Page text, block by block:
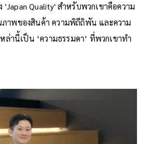
'Japan Quality' สำหรับพวกเขาคือความ
าพของสินค้า ความพิถีถิพัน และความ
ล่านี้เป็น ‘ความธรรมดา’ ที่พวกเขาทำ